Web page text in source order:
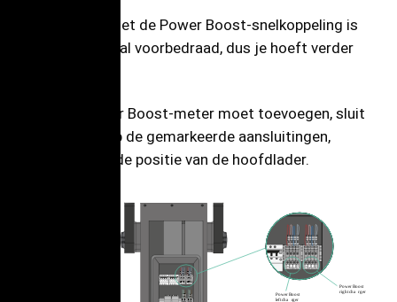
In combinatie met de Power Boost-snelkoppeling is
elke MID-meter al voorbedraad, dus je hoeft verder
Als je een Power Boost-meter moet toevoegen, sluit
deze dan aan op de gemarkeerde aansluitingen,
afhankelijk van de positie van de hoofdlader.
Power Boost
right cha rger
Power Boost
left cha rger